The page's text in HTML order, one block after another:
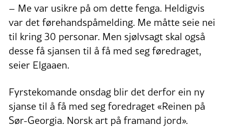
– Me var usikre på om dette fenga. Heldigvis
var det førehandspåmelding. Me måtte seie nei
til kring 30 personar. Men sjølvsagt skal også
desse få sjansen til å få med seg føredraget,
seier Elgaaen.
Fyrstekomande onsdag blir det derfor ein ny
sjanse til å få med seg foredraget «Reinen på
Sør-Georgia. Norsk art på framand jord».